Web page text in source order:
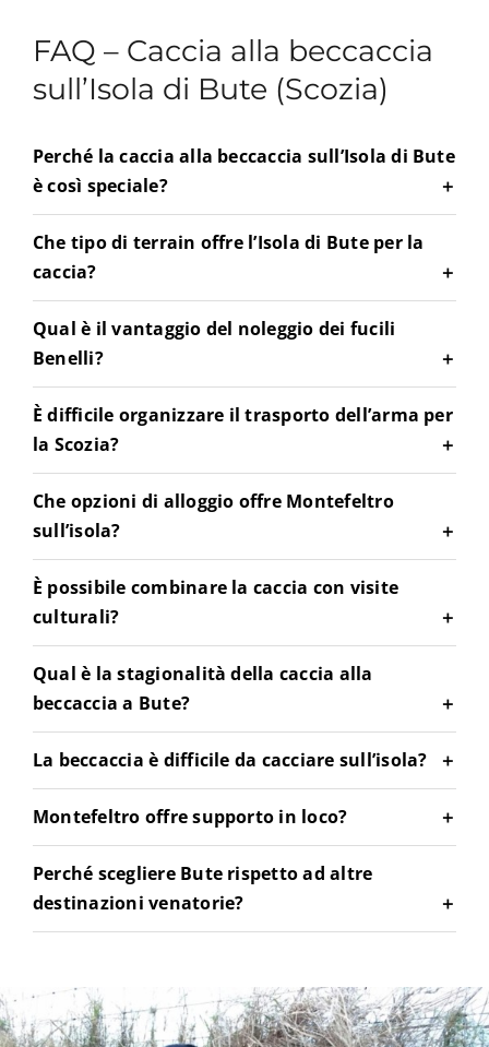
FAQ – Caccia alla beccaccia
sull’Isola di Bute (Scozia)
Perché la caccia alla beccaccia sull’Isola di Bute
è così speciale?
Che tipo di terrain offre l’Isola di Bute per la
caccia?
Qual è il vantaggio del noleggio dei fucili
Benelli?
È difficile organizzare il trasporto dell’arma per
la Scozia?
Che opzioni di alloggio offre Montefeltro
sull’isola?
È possibile combinare la caccia con visite
culturali?
Qual è la stagionalità della caccia alla
beccaccia a Bute?
La beccaccia è difficile da cacciare sull’isola?
Montefeltro offre supporto in loco?
Perché scegliere Bute rispetto ad altre
destinazioni venatorie?